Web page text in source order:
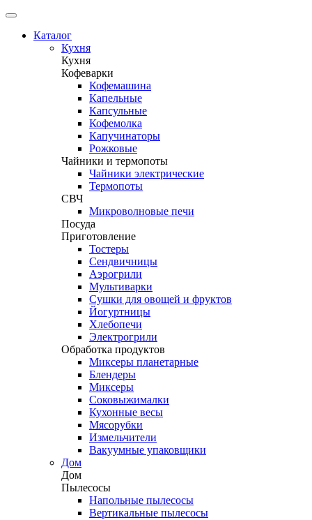
Каталог
Кухня
Кухня
Кофеварки
Кофемашина
Капельные
Капсульные
Кофемолка
Капучинаторы
Рожковые
Чайники и термопоты
Чайники электрические
Термопоты
СВЧ
Микроволновые печи
Посуда
Приготовление
Тостеры
Сендвичницы
Аэрогрили
Мультиварки
Сушки для овощей и фруктов
Йогуртницы
Хлебопечи
Электрогрили
Обработка продуктов
Миксеры планетарные
Блендеры
Миксеры
Соковыжималки
Кухонные весы
Мясорубки
Измельчители
Вакуумные упаковщики
Дом
Дом
Пылесосы
Напольные пылесосы
Вертикальные пылесосы